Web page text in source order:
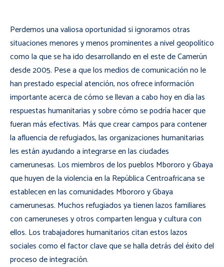
Perdemos una valiosa oportunidad si ignoramos otras
situaciones menores y menos prominentes a nivel geopolítico
como la que se ha ido desarrollando en el este de Camerún
desde 2005. Pese a que los medios de comunicación no le
han prestado especial atención, nos ofrece información
importante acerca de cómo se llevan a cabo hoy en día las
respuestas humanitarias y sobre cómo se podría hacer que
fueran más efectivas. Más que crear campos para contener
la afluencia de refugiados, las organizaciones humanitarias
les están ayudando a integrarse en las ciudades
camerunesas. Los miembros de los pueblos Mbororo y Gbaya
que huyen de la violencia en la República Centroafricana se
establecen en las comunidades Mbororo y Gbaya
camerunesas. Muchos refugiados ya tienen lazos familiares
con cameruneses y otros comparten lengua y cultura con
ellos. Los trabajadores humanitarios citan estos lazos
sociales como el factor clave que se halla detrás del éxito del
proceso de integración.